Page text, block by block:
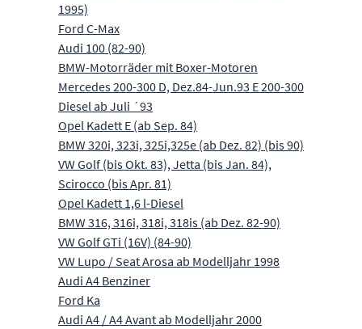
1995)
Ford C-Max
Audi 100 (82-90)
BMW-Motorräder mit Boxer-Motoren
Mercedes 200-300 D, Dez.84-Jun.93 E 200-300
Diesel ab Juli ´93
Opel Kadett E (ab Sep. 84)
BMW 320i, 323i, 325i,325e (ab Dez. 82) (bis 90)
VW Golf (bis Okt. 83), Jetta (bis Jan. 84),
Scirocco (bis Apr. 81)
Opel Kadett 1,6 l-Diesel
BMW 316, 316i, 318i, 318is (ab Dez. 82-90)
VW Golf GTi (16V) (84-90)
VW Lupo / Seat Arosa ab Modelljahr 1998
Audi A4 Benziner
Ford Ka
Audi A4 / A4 Avant ab Modelljahr 2000